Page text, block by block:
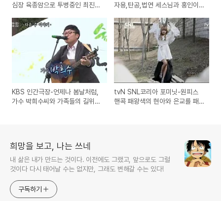
심장 육종암으로 투병중인 최진
자용,탄공,법연 세스님과 홍인이
야기
KBS 인간극장-언제나 봄날처럼,
가수 박희수씨와 가족들의 길위의
tvN SNL코리아 포미닛-원피스
핸콕 패왕색의 현아와 은교를 패
희망을 보고, 나는 쓰네
내 삶은 내가 만드는 것이다. 이전에도 그랬고, 앞으로도 그럴
것이다 다시 태어날 수는 없지만, 그래도 변해갈 수는 있다!
구독하기